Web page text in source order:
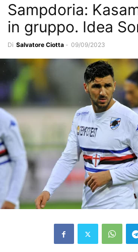
Sampdoria:
in gruppo. Idea
Di Salvatore Ciotta - 09/09/2023